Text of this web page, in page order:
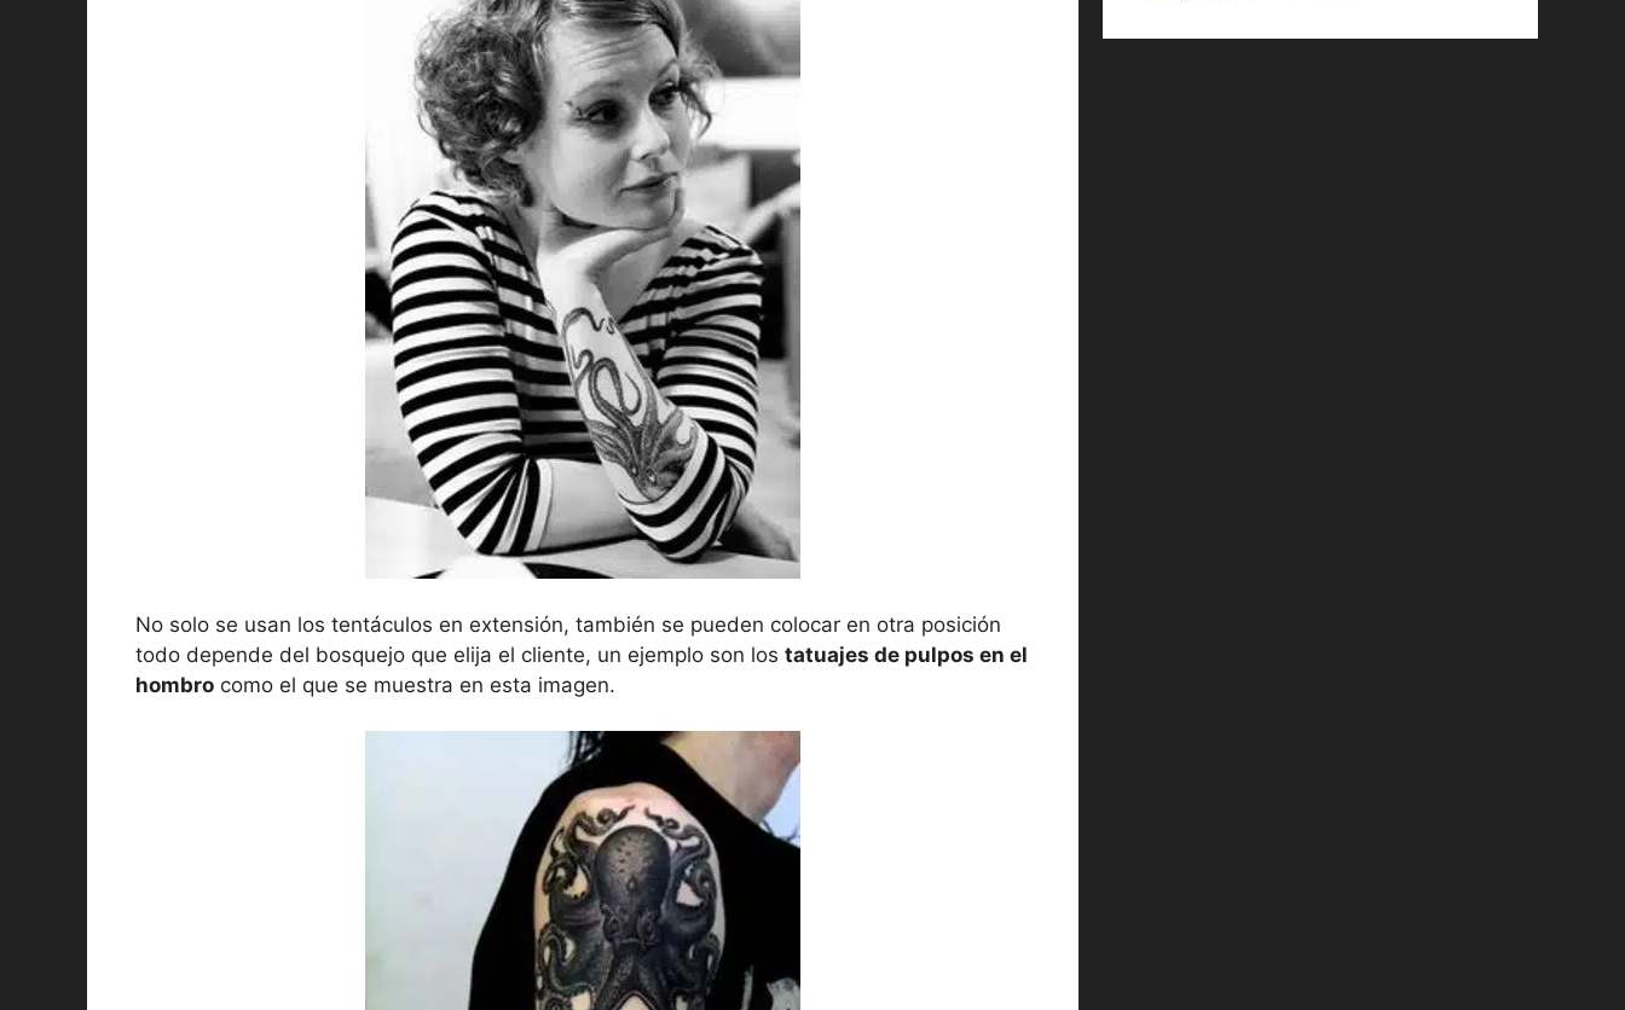
No solo se usan los tentáculos en extensión, también se pueden colocar en otra posición
todo depende del bosquejo que elija el cliente, un ejemplo son los tatuajes de pulpos en el
hombro como el que se muestra en esta imagen.